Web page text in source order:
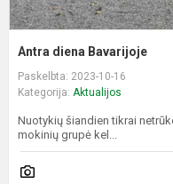
Antra diena Bavarijoje
Paskelbta: 2023-10-16
Kategorija: Aktualijos
Nuotykių šiandien tikrai
mokinių grupė kel...